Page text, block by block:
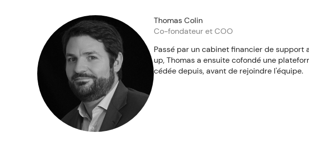
Thomas Colin
Co-fondateur et COO
Passé par un cabinet financier de support
up, Thomas a ensuite cofondé une
cédée depuis, avant de rejoindre l'équipe.